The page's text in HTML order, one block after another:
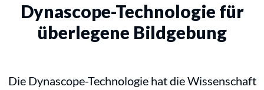
Dynascope-Technologie für
überlegene Bildgebung
Die Dynascope-Technologie hat die Wissenschaft